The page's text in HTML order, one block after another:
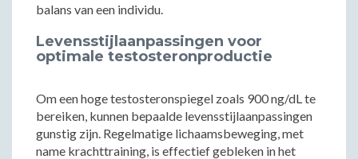
balans van een individu.
Levensstijlaanpassingen voor
optimale testosteronproductie
Om een hoge testosteronspiegel zoals 900 ng/dL te
bereiken, kunnen bepaalde levensstijlaanpassingen
gunstig zijn. Regelmatige lichaamsbeweging, met
name krachttraining, is effectief gebleken in het